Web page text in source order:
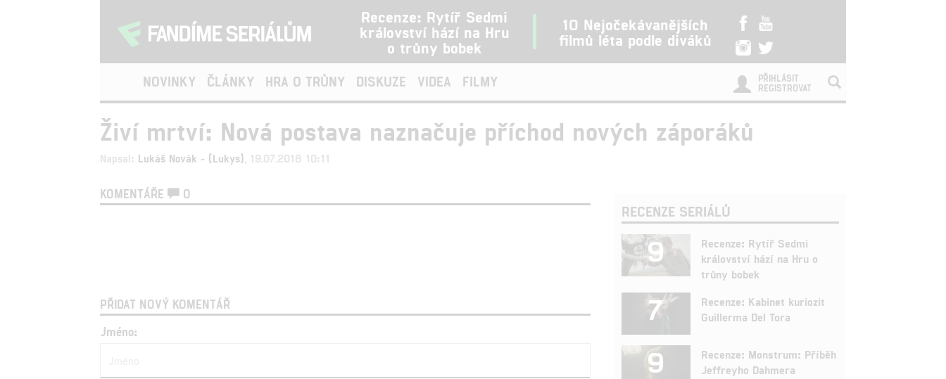
Recenze: Rytíř Sedmi
království hází na Hru
o trůny bobek
10 Nejočekávanějších
filmů léta podle diváků
NOVINKY ČLÁNKY HRA O TRŮNY DISKUZE VIDEA FILMY
PŘIHLÁSIT
REGISTROVAT
Živí mrtví: Nová postava naznačuje příchod nových záporáků
Napsal: Lukáš Novák - (Lukys) , 19.07.2018 10:11
KOMENTÁŘE 0
PŘIDAT NOVÝ KOMENTÁŘ
Jméno:
RECENZE SERIÁLŮ
9
Recenze: Rytíř Sedmi
království hází na Hru o
trůny bobek
7
Recenze: Kabinet kuriozit
Guillerma Del Tora
9
Recenze: Monstrum: Příběh
Jeffreyho Dahmera